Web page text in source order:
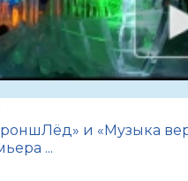
и «Музыка
...